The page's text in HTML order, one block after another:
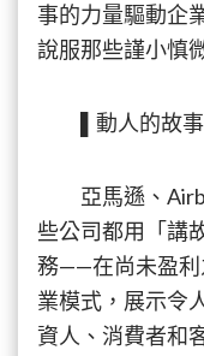
事的力量驅動企
說服那些謹小慎
▌動人的故事
亞馬遜、
些公司都用「講
務——在尚未盈利
業模式，展示令
資人、消費者和